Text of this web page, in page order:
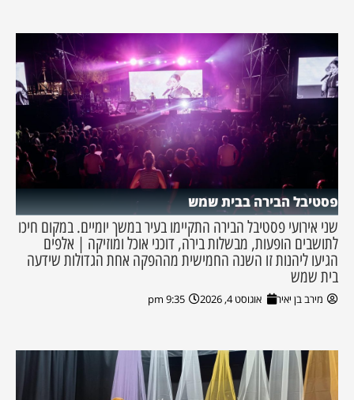
פסטיבל הבירה בבית שמש
שני אירועי פסטיבל הבירה התקיימו בעיר במשך יומיים. במקום חיכו
לתושבים הופעות, מבשלות בירה, דוכני אוכל ומוזיקה | אלפים
הגיעו ליהנות זו השנה החמישית מההפקה אחת הגדולות שידעה
בית שמש
מירב בן יאיר אוגוסט 4, 2026 9:35 pm